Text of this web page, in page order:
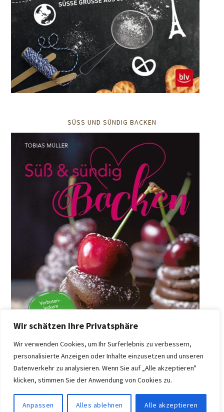
Wir schätzen Ihre Privatsphäre
Wir verwenden Cookies, um Ihr Surferlebnis zu verbessern,
personalisierte Anzeigen oder Inhalte einzusetzen und unseren
Datenverkehr zu analysieren. Wenn Sie auf „Alle akzeptieren"
klicken, stimmen Sie der Anwendung von Cookies zu.
Anpassen Alles ablehnen Alle akzeptieren
SÜSS UND SÜNDIG BACKEN